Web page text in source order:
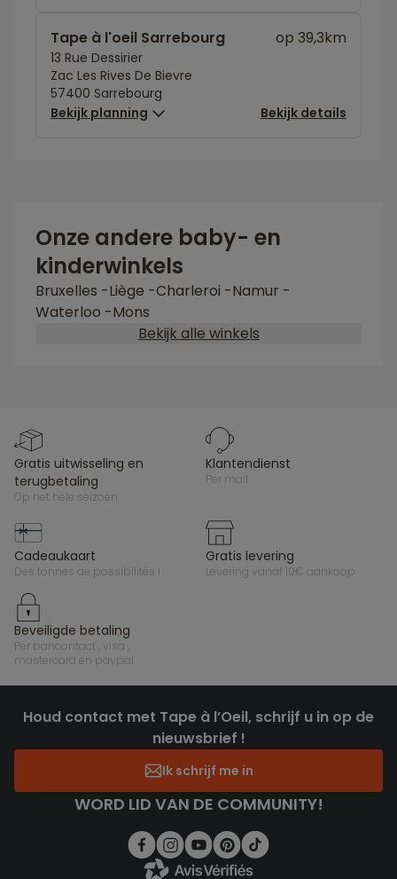
Tape à l'oeil Sarrebourg
13 Rue Dessirier
Zac Les Rives De Bievre
57400 Sarrebourg
op 39,3km
Bekijk planning Bekijk details
Onze andere baby- en
kinderwinkels
Bruxelles -Liège -Charleroi -Namur -
Waterloo -Mons
Bekijk alle winkels
gratis uitwisseling en
terugbetaling
op het hele seizoen
klantendienst
per mail
cadeaukaart
des tonnes de possibilités !
gratis levering
levering vanaf 10€ aankoop
beveiligde betaling
per bancontact , visa ,
mastercard en paypal
Houd contact met Tape à l’Oeil, schrijf u in op de
nieuwsbrief !
Ik schrijf me in
WORD LID VAN DE COMMUNITY!